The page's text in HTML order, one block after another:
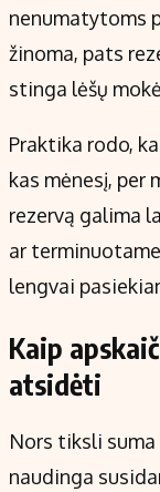
nenumatytoms
žinoma, pats
stinga lėšų
Praktika rodo,
kas mėnesį,
rezervą galima
ar
lengvai
Kaip
atsidėti
Nors tiksli
naudinga